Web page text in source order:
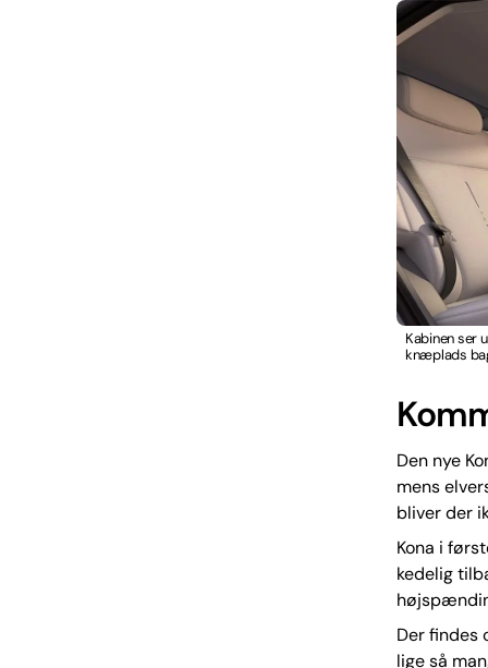
Kabinen ser
knæplads
Den nye
mens
bliver der
Kona i
kedelig
Der findes
lige så